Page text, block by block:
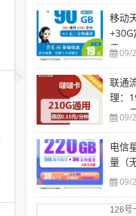
移动
费09/
联通
理：
0.15
09/
电信
量（
09/
126号